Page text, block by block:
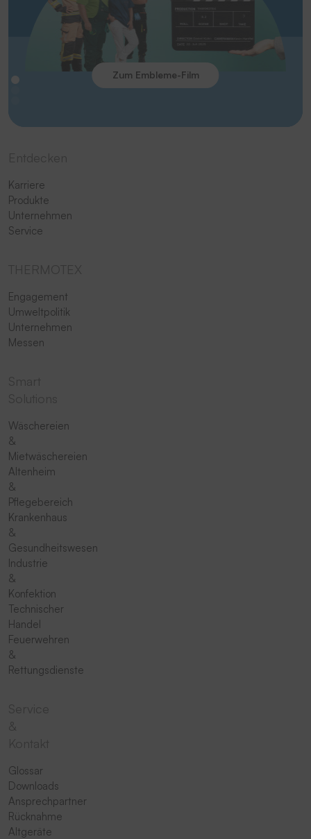
Zum Embleme-Film
Karriere
Produkte
Unternehmen
Service
Engagement
Umweltpolitik
Unternehmen
Messen
Wäschereien
&
Mietwäschereien
Altenheim
&
Pflegebereich
Krankenhaus
&
Gesundheitswesen
Industrie
&
Konfektion
Technischer
Handel
Feuerwehren
&
Rettungsdienste
Glossar
Downloads
Ansprechpartner
Rücknahme
Altgeräte